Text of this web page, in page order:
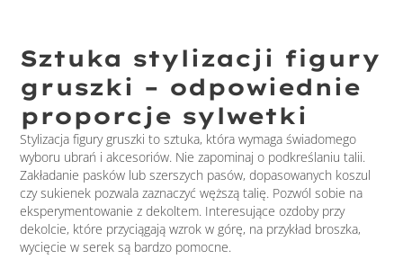
Sztuka stylizacji figury
gruszki – odpowiednie
proporcje sylwetki
Stylizacja figury gruszki to sztuka, która wymaga świadomego
wyboru ubrań i akcesoriów. Nie zapominaj o podkreślaniu talii.
Zakładanie pasków lub szerszych pasów, dopasowanych koszul
czy sukienek pozwala zaznaczyć węższą talię. Pozwól sobie na
eksperymentowanie z dekoltem. Interesujące ozdoby przy
dekolcie, które przyciągają wzrok w górę, na przykład broszka,
wycięcie w serek są bardzo pomocne.